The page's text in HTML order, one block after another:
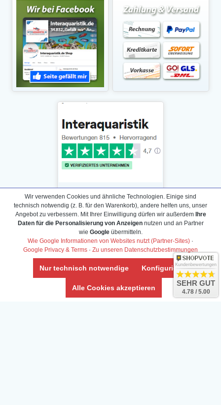
Daten­schutz­erklärung
Widerrufs­recht /Widerrufs­formular
AGB & Info
Impressum
Umwelt und Entsorgung
Vertrag widerrufen
Wir verwenden Cookies und ähnliche Technologien. Einige sind
technisch notwendig (z. B. für den Warenkorb), andere helfen uns, unser
Angebot zu verbessern. Mit Ihrer Einwilligung dürfen wir außerdem Ihre
Daten für die Personalisierung von Anzeigennutzen und an Partner
wie Googleübermitteln.
Wie Google Informationen von Websites nutzt (Partner-Sites) ·
Google Privacy & Terms · Zu unseren Datenschutzbestimmungen
Nur technisch notwendige Konfigurieren
Alle Cookies akzeptieren
Kundenbewertungen
SEHR GUT
4.78 / 5.00